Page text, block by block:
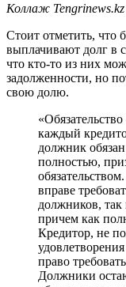
Коллаж Tengrinews.kz
Стоит отметить, что
выплачивают долг в
что кто-то из них
задолженности, но
свою долю.
каждый
должник обязан
полностью,
вправе
должников, так
причем как
Кредитор, не
право
Должники